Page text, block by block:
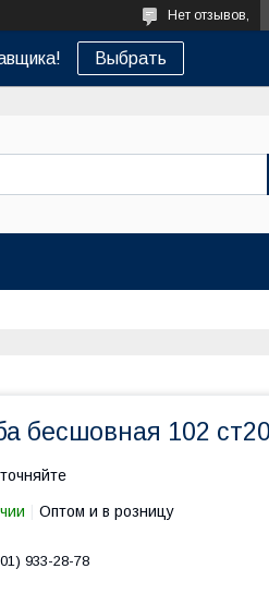
Нет отзывов,
Выбрать
бесшовная 102 ст20
Оптом и в розницу
933-28-78